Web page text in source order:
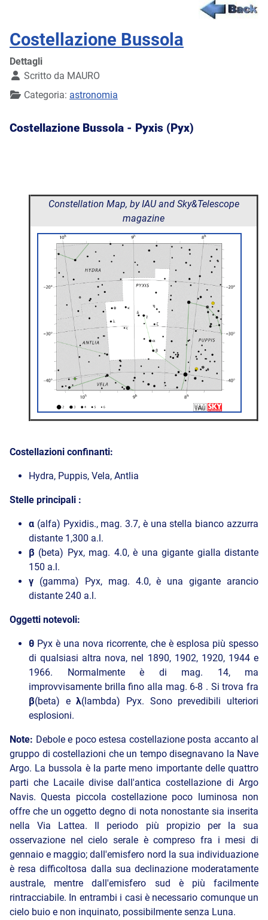
Costellazione Bussola
Dettagli
Scritto da MAURO
Categoria: astronomia
Costellazione Bussola - Pyxis (Pyx)
Constellation Map, by IAU and Sky&Telescope
magazine
Costellazioni confinanti:
Hydra, Puppis, Vela, Antlia
Stelle principali :
α (alfa) Pyxidis., mag. 3.7, è una stella bianco azzurra
distante 1,300 a.l.
β (beta) Pyx, mag. 4.0, è una gigante gialla distante
150 a.l.
γ (gamma) Pyx, mag. 4.0, è una gigante arancio
distante 240 a.l.
Oggetti notevoli:
θ Pyx è una nova ricorrente, che è esplosa più spesso
di qualsiasi altra nova, nel 1890, 1902, 1920, 1944 e
1966. Normalmente è di mag. 14, ma
improvvisamente brilla fino alla mag. 6-8 . Si trova fra
β(beta) eλ(lambda) Pyx. Sono prevedibili ulteriori
esplosioni.
Note: Debole e poco estesa costellazione posta accanto al
gruppo di costellazioni che un tempo disegnavano la Nave
Argo. La bussola è la parte meno importante delle quattro
parti che Lacaile divise dall'antica costellazione di Argo
Navis. Questa piccola costellazione poco luminosa non
offre che un oggetto degno di nota nonostante sia inserita
nella Via Lattea. Il periodo più propizio per la sua
osservazione nel cielo serale è compreso fra i mesi di
gennaio e maggio; dall'emisfero nord la sua individuazione
è resa difficoltosa dalla sua declinazione moderatamente
australe, mentre dall'emisfero sud è più facilmente
rintracciabile. In entrambi i casi è necessario comunque un
cielo buio e non inquinato, possibilmente senza Luna.